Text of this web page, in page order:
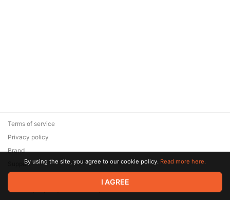
© 2026 Zaya Solutions Limited. All rights reserved. All trademarks
are the property of their respective owners.
Terms of service
Privacy policy
Brand
SupportBy using the site, you agree to our cookie policy. Read more here.
I AGREE